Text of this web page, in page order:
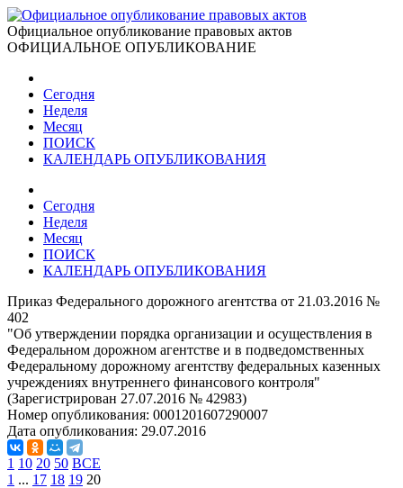
Официальное опубликование правовых актов
ОФИЦИАЛЬНОЕ ОПУБЛИКОВАНИЕ
Сегодня
Неделя
Месяц
ПОИСК
КАЛЕНДАРЬ ОПУБЛИКОВАНИЯ
Сегодня
Неделя
Месяц
ПОИСК
КАЛЕНДАРЬ ОПУБЛИКОВАНИЯ
Приказ Федерального дорожного агентства от 21.03.2016 №
402
"Об утверждении порядка организации и осуществления в
Федеральном дорожном агентстве и в подведомственных
Федеральному дорожному агентству федеральных казенных
учреждениях внутреннего финансового контроля"
(Зарегистрирован 27.07.2016 № 42983)
Номер опубликования: 0001201607290007
Дата опубликования: 29.07.2016
1 10 20 50 ВСЕ
1 ... 17 18 19 20